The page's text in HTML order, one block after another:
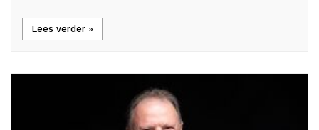
Lees verder »